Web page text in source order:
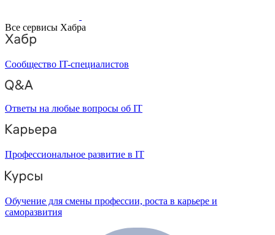
Все сервисы Хабра
Сообщество IT-специалистов
Ответы на любые вопросы об IT
Профессиональное развитие в IT
Обучение для смены профессии, роста в карьере и
саморазвития